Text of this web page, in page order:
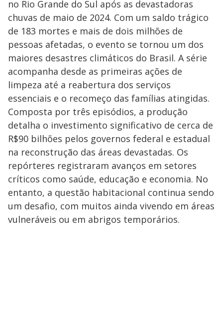
no Rio Grande do Sul após as devastadoras
chuvas de maio de 2024. Com um saldo trágico
de 183 mortes e mais de dois milhões de
pessoas afetadas, o evento se tornou um dos
maiores desastres climáticos do Brasil. A série
acompanha desde as primeiras ações de
limpeza até a reabertura dos serviços
essenciais e o recomeço das famílias atingidas.
Composta por três episódios, a produção
detalha o investimento significativo de cerca de
R$90 bilhões pelos governos federal e estadual
na reconstrução das áreas devastadas. Os
repórteres registraram avanços em setores
críticos como saúde, educação e economia. No
entanto, a questão habitacional continua sendo
um desafio, com muitos ainda vivendo em áreas
vulneráveis ou em abrigos temporários.